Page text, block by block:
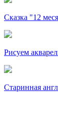
Сказка "12
Рисуем
Старинная